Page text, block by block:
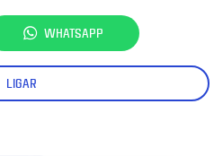
WHATSAPP
LIGAR